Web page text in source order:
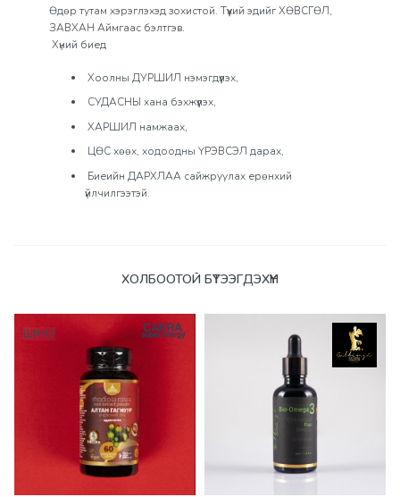
Өдөр тутам хэрэглэхэд зохистой. Түүхий эдийг ХӨВСГӨЛ,
ЗАВХАН Аймгаас бэлтгэв.
Хүний биед
Хоолны ДУРШИЛ нэмэгдүүлэх,
СУДАСНЫ хана бэхжүүлэх,
ХАРШИЛ намжаах,
ЦӨС хөөх, ходоодны ҮРЭВСЭЛ дарах,
Биеийн ДАРХЛАА сайжруулах ерөнхий
үйлчилгээтэй.
ХОЛБООТОЙ БҮТЭЭГДЭХҮҮН
ШИНЭ